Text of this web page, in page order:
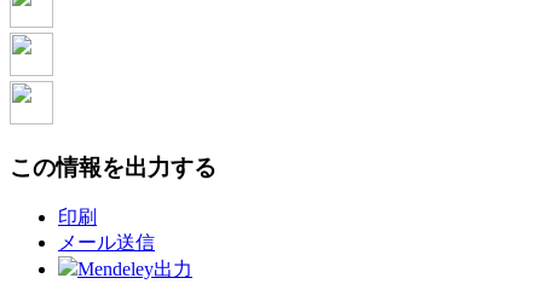
この情報を出力する
印刷
メール送信
Mendeley出力